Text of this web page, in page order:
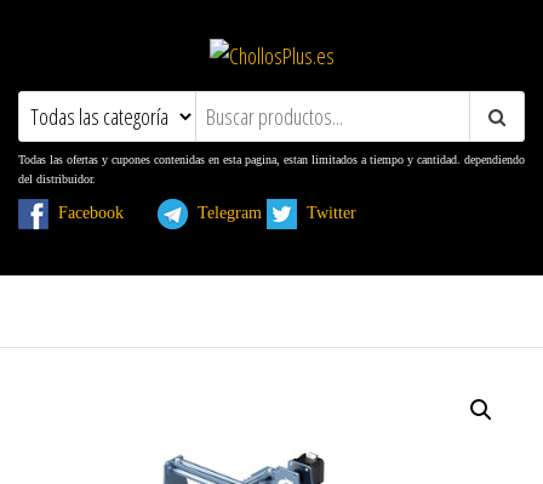
ChollosPlus.es
Ofertas, Promociones, Descuentos y
Todas las ofertas y cupones contenidas en esta pagina, estan limitados a tiempo y cantidad. dependiendo
del distribuidor.
Facebook Telegram Twitter